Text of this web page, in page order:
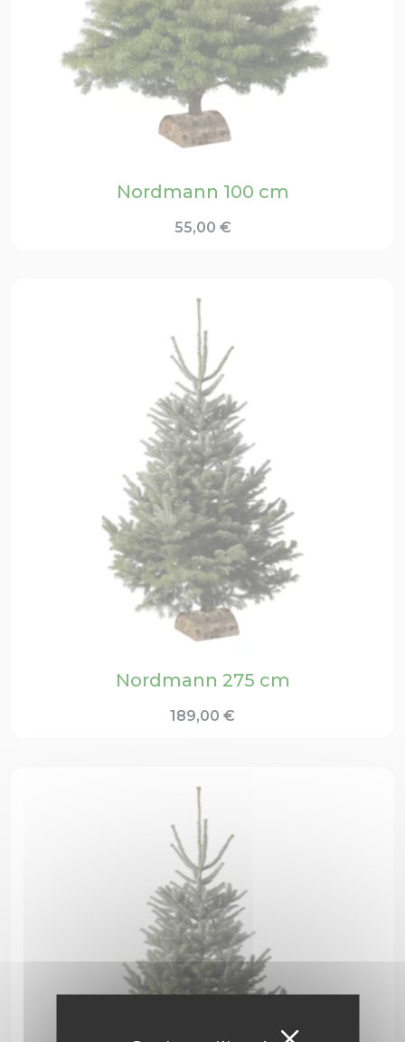
Nordmann 100 cm
55,00 €
Nordmann 275 cm
189,00 €